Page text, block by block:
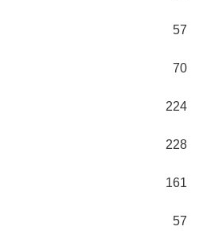
57
70
224
228
161
57